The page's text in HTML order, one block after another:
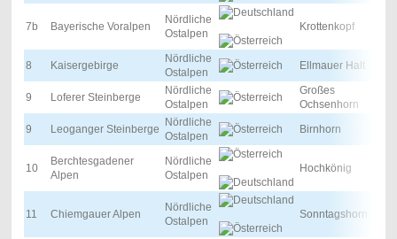
7b Bayerische Voralpen
Nördliche
Ostalpen
Krottenkopf
8 Kaisergebirge
Nördliche
Ostalpen
Ellmauer Halt
9 Loferer Steinberge
Nördliche
Ostalpen
Großes
Ochsenhorn
9 Leoganger Steinberge
Nördliche
Ostalpen
Birnhorn
10
Berchtesgadener
Alpen
Nördliche
Ostalpen
Hochkönig
11 Chiemgauer Alpen
Nördliche
Ostalpen
Sonntagshorn